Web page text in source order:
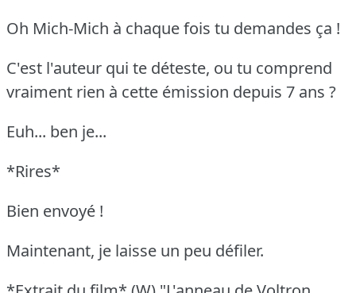
Oh Mich-Mich à chaque fois tu demandes ça !
C'est l'auteur qui te déteste, ou tu comprend
vraiment rien à cette émission depuis 7 ans ?
Euh... ben je...
*Rires*
Bien envoyé !
Maintenant, je laisse un peu défiler.